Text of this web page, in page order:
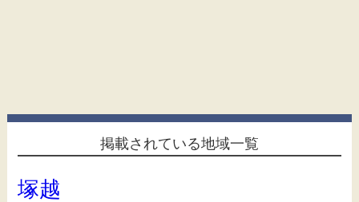
掲載されている地域一覧
塚越